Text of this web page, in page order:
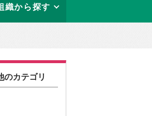
織から探す
のカテゴリ